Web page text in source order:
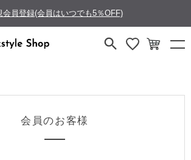
会員登録(会員はいつでも5％OFF)
会員のお客様